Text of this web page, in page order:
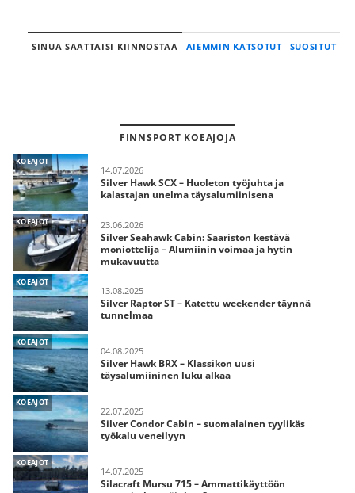
SINUA SAATTAISI KIINNOSTAA AIEMMIN KATSOTUT SUOSITUT
FINNSPORT KOEAJOJA
KOEAJOT
14.07.2026
Silver Hawk SCX – Huoleton työjuhta ja
kalastajan unelma täysalumiinisena
KOEAJOT 23.06.2026
Silver Seahawk Cabin: Saariston kestävä
moniottelija – Alumiinin voimaa ja hytin
mukavuutta
KOEAJOT
13.08.2025
Silver Raptor ST – Katettu weekender täynnä
tunnelmaa
KOEAJOT
04.08.2025
Silver Hawk BRX – Klassikon uusi
täysalumiininen luku alkaa
KOEAJOT
22.07.2025
Silver Condor Cabin – suomalainen tyylikäs
työkalu veneilyyn
KOEAJOT
14.07.2025
Silacraft Mursu 715 – Ammattikäyttöön